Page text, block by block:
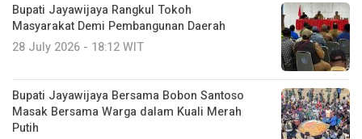
Bupati Jayawijaya Rangkul Tokoh
Masyarakat Demi Pembangunan Daerah
28 July 2026 - 18:12 WIT
Bupati Jayawijaya Bersama Bobon Santoso
Masak Bersama Warga dalam Kuali Merah
Putih